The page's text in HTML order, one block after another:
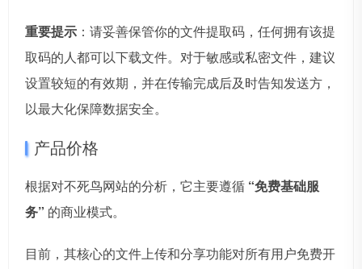
重要提示 ：请妥善保管你的文件提取码，任何拥有该提
取码的人都可以下载文件。对于敏感或私密文件，建议
设置较短的有效期，并在传输完成后及时告知发送方，
以最大化保障数据安全。
产品价格
根据对不死鸟网站的分析，它主要遵循 “免费基础服
务” 的商业模式。
目前，其核心的文件上传和分享功能对所有用户免费开